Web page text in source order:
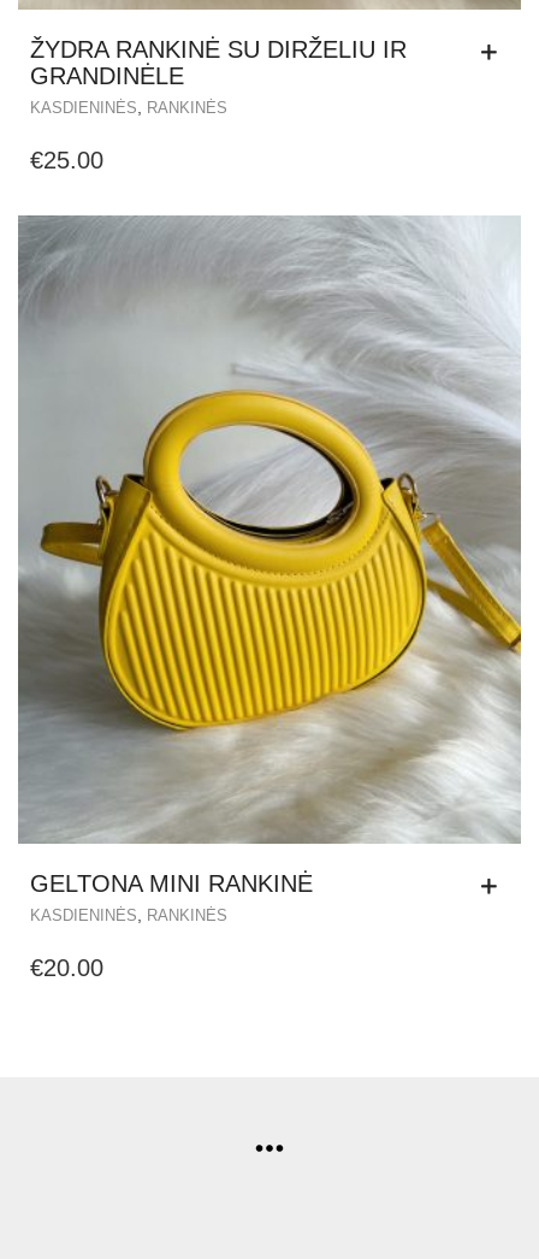
ŽYDRA RANKINĖ SU DIRŽELIU IR
GRANDINĖLE
KASDIENINĖS RANKINĖS
€25.00
GELTONA MINI RANKINĖ
KASDIENINĖS RANKINĖS
€20.00